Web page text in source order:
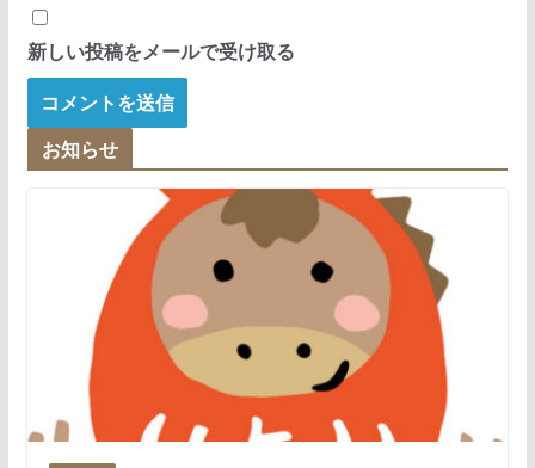
新しい投稿をメールで受け取る
お知らせ